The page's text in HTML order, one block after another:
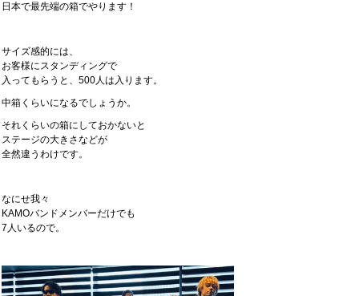
日本で最先端の箱でやります！
サイズ感的には、
お客様にスタンディングで
入ってもらうと、500人は入ります。
中箱くらいになるでしょうか。
それくらいの箱にしておかないと
ステージの大きさなどが
全然違うわけです。
なにせ我々
KAMOバンドメンバーだけでも
7人いるので。